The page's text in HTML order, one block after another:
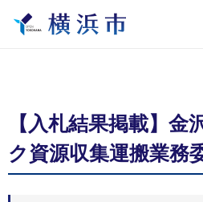
【入札結果掲載】金
ク資源収集運搬業務